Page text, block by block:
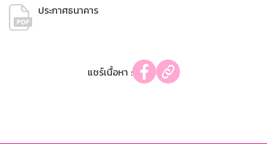
ประกาศธนาคาร
แชร์เนื้อหา :